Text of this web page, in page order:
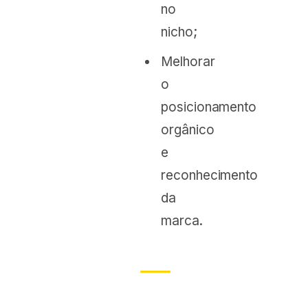
no
nicho;
Melhorar
o
posicionamento
orgânico
e
reconhecimento
da
marca.